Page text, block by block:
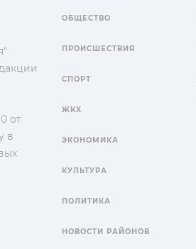
от
в
ОБЩЕСТВО
ПРОИСШЕСТВИЯ
СПОРТ
ЖКХ
ЭКОНОМИКА
КУЛЬТУРА
ПОЛИТИКА
НОВОСТИ РАЙОНОВ